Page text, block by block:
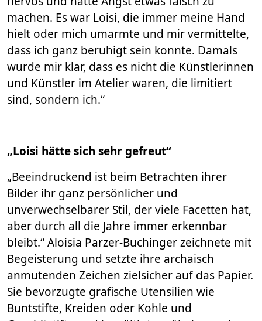
machen. Es war Loisi, die immer meine Hand
hielt oder mich umarmte und mir vermittelte,
dass ich ganz beruhigt sein konnte. Damals
wurde mir klar, dass es nicht die Künstlerinnen
und Künstler im Atelier waren, die limitiert
sind, sondern ich.“
„Loisi hätte sich sehr gefreut“
„Beeindruckend ist beim Betrachten ihrer
Bilder ihr ganz persönlicher und
unverwechselbarer Stil, der viele Facetten hat,
aber durch all die Jahre immer erkennbar
bleibt.“ Aloisia Parzer-Buchinger zeichnete mit
Begeisterung und setzte ihre archaisch
anmutenden Zeichen zielsicher auf das Papier.
Sie bevorzugte grafische Utensilien wie
Buntstifte, Kreiden oder Kohle und